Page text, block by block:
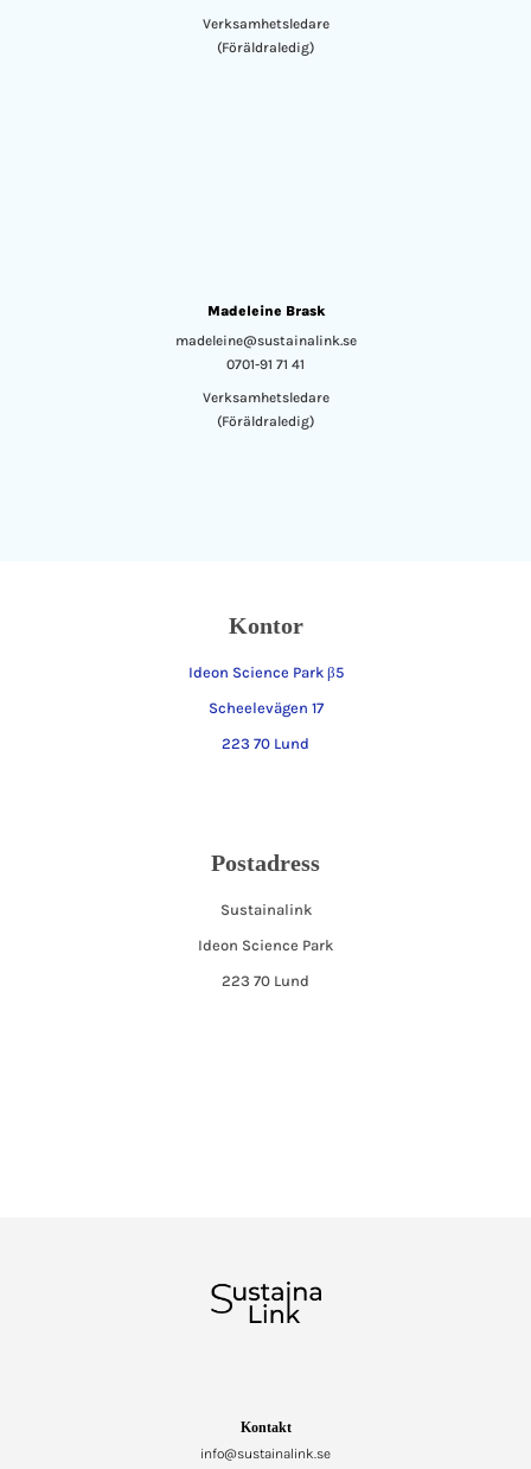
Verksamhetsledare
(Föräldraledig)
Madeleine Brask
madeleine@sustainalink.se
0701-91 71 41
Verksamhetsledare
(Föräldraledig)
Kontor
Ideon Science Park β5
Scheelevägen 17
223 70 Lund
Postadress
Sustainalink
Ideon Science Park
223 70 Lund
Kontakt
info@sustainalink.se